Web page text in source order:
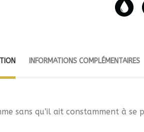
INFORMATIONS COMPLÉMENTAIRES
sans qu’il ait constamment à